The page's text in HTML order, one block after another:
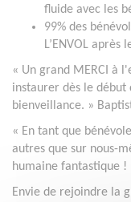
fluide avec les
99% des
L’ENVOL après
« Un grand MERCI à
instaurer dès le
bienveillance. »
« En tant que
autres que sur nous-
humaine fantastique
Envie de rejoindre la